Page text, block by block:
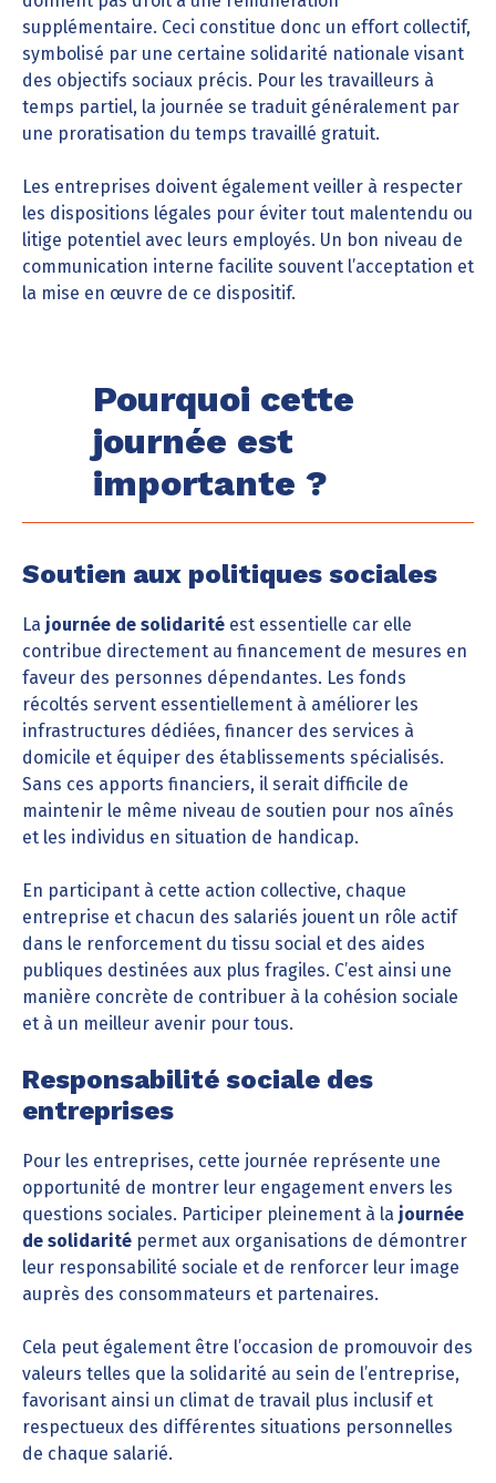
supplémentaire. Ceci constitue donc un effort collectif,
symbolisé par une certaine solidarité nationale visant
des objectifs sociaux précis. Pour les travailleurs à
temps partiel, la journée se traduit généralement par
une proratisation du temps travaillé gratuit.
Les entreprises doivent également veiller à respecter
les dispositions légales pour éviter tout malentendu ou
litige potentiel avec leurs employés. Un bon niveau de
communication interne facilite souvent l’acceptation et
la mise en œuvre de ce dispositif.
Pourquoi cette
journée est
importante ?
Soutien aux politiques sociales
La journée de solidarité est essentielle car elle
contribue directement au financement de mesures en
faveur des personnes dépendantes. Les fonds
récoltés servent essentiellement à améliorer les
infrastructures dédiées, financer des services à
domicile et équiper des établissements spécialisés.
Sans ces apports financiers, il serait difficile de
maintenir le même niveau de soutien pour nos aînés
et les individus en situation de handicap.
En participant à cette action collective, chaque
entreprise et chacun des salariés jouent un rôle actif
dans le renforcement du tissu social et des aides
publiques destinées aux plus fragiles. C’est ainsi une
manière concrète de contribuer à la cohésion sociale
et à un meilleur avenir pour tous.
Responsabilité sociale des
entreprises
Pour les entreprises, cette journée représente une
opportunité de montrer leur engagement envers les
questions sociales. Participer pleinement à la journée
de solidarité permet aux organisations de démontrer
leur responsabilité sociale et de renforcer leur image
auprès des consommateurs et partenaires.
Cela peut également être l’occasion de promouvoir des
valeurs telles que la solidarité au sein de l’entreprise,
favorisant ainsi un climat de travail plus inclusif et
respectueux des différentes situations personnelles
de chaque salarié.